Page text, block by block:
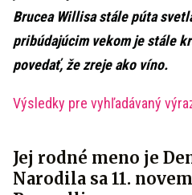
Brucea Willisa stále púta
pribúdajúcim vekom je stále
povedať, že zreje ako víno.
Výsledky pre vyhľadávaný
Jej rodné meno je
Narodila sa 11.